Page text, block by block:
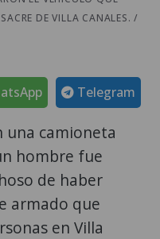
DE VILLA CANALES. /
Telegram
una camioneta
hombre fue
de haber
armado que
en Villa